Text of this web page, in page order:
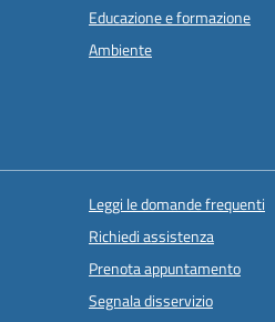
Educazione e formazione
Ambiente
Leggi le domande frequenti
Richiedi assistenza
Prenota appuntamento
Segnala disservizio